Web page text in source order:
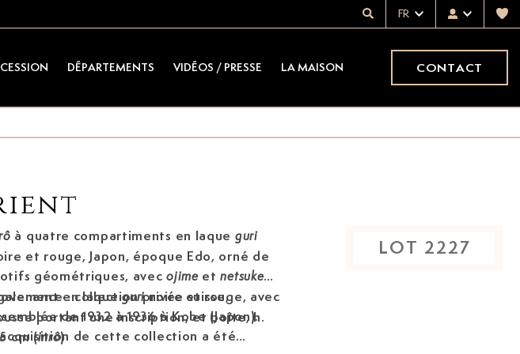
FR
DÉPARTEMENTS VIDÉOS / PRESSE LA MAISON CONTACT
à quatre compartiments en laque guri
et rouge, Japon, époque Edo,
géométriques, avecojime etnetsuke
en laquegurinoire et rouge, avec
portant une inscription, et boîte, h.
cm (inrô)
: collection privée suisse,
de 1932 à 1936 à Kobe (Japon).
de cette collection a été
LOT 2227